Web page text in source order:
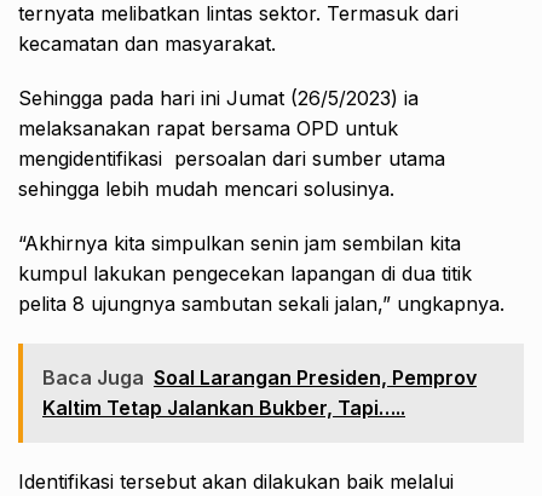
ternyata melibatkan lintas sektor. Termasuk dari
kecamatan dan masyarakat.
Sehingga pada hari ini Jumat (26/5/2023) ia
melaksanakan rapat bersama OPD untuk
mengidentifikasi persoalan dari sumber utama
sehingga lebih mudah mencari solusinya.
“Akhirnya kita simpulkan senin jam sembilan kita
kumpul lakukan pengecekan lapangan di dua titik
pelita 8 ujungnya sambutan sekali jalan,” ungkapnya.
Baca Juga Soal Larangan Presiden, Pemprov
Kaltim Tetap Jalankan Bukber, Tapi…..
Identifikasi tersebut akan dilakukan baik melalui